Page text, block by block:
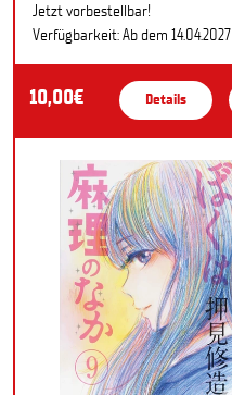
Jetzt vorbestellbar!
Verfügbarkeit: Ab dem 14.04.2027
10,00€ Details